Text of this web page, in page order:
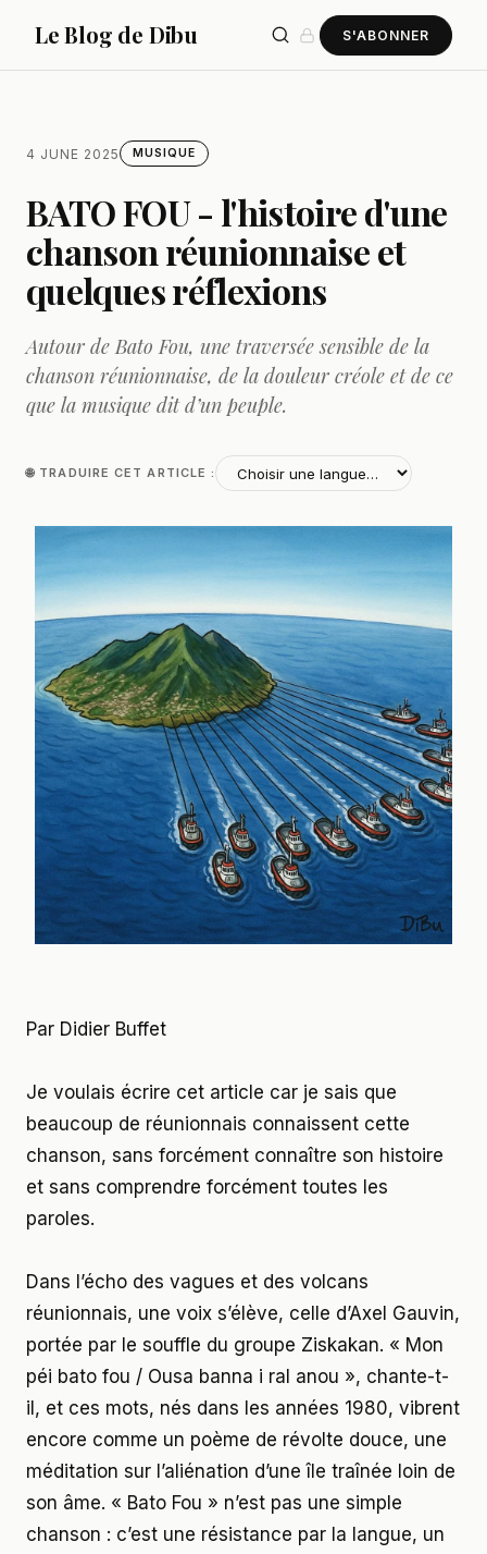
Le Blog de Dibu S'ABONNER
4 JUNE 2025 MUSIQUE
BATO FOU - l'histoire d'une
chanson réunionnaise et
quelques réflexions
Autour de Bato Fou, une traversée sensible de la
chanson réunionnaise, de la douleur créole et de ce
que la musique dit d’un peuple.
🌐 TRADUIRE CET ARTICLE :
Par Didier Buffet
Je voulais écrire cet article car je sais que
beaucoup de réunionnais connaissent cette
chanson, sans forcément connaître son histoire
et sans comprendre forcément toutes les
paroles.
Dans l’écho des vagues et des volcans
réunionnais, une voix s’élève, celle d’Axel Gauvin,
portée par le souffle du groupe Ziskakan. « Mon
péi bato fou / Ousa banna i ral anou », chante-t-
il, et ces mots, nés dans les années 1980, vibrent
encore comme un poème de révolte douce, une
méditation sur l’aliénation d’une île traînée loin de
son âme. « Bato Fou » n’est pas une simple
chanson : c’est une résistance par la langue, un